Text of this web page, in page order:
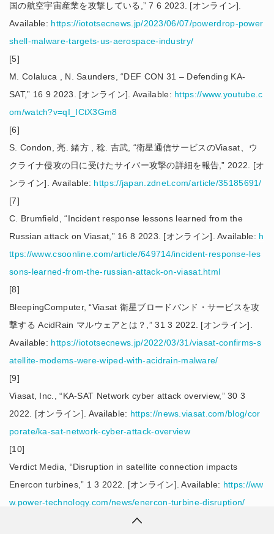
国の航空宇宙産業を攻撃している,” 7 6 2023. [オンライン].
Available: https://iototsecnews.jp/2023/06/07/powerdrop-power
shell-malware-targets-us-aerospace-industry/
[5]
M. Colaluca , N. Saunders, “DEF CON 31 – Defending KA-
SAT,” 16 9 2023. [オンライン]. Available: https://www.youtube.c
om/watch?v=qI_ICtX3Gm8
[6]
S. Condon, 亮. 緒方 , 稔. 吉武, “衛星通信サービスのViasat、ウ
クライナ侵攻の日に受けたサイバー攻撃の詳細を報告,” 2022. [オ
ンライン]. Available: https://japan.zdnet.com/article/35185691/
[7]
C. Brumfield, “Incident response lessons learned from the
Russian attack on Viasat,” 16 8 2023. [オンライン]. Available: h
ttps://www.csoonline.com/article/649714/incident-response-les
sons-learned-from-the-russian-attack-on-viasat.html
[8]
BleepingComputer, “Viasat 衛星ブロードバンド・サービスを攻
撃する AcidRain マルウェアとは？,” 31 3 2022. [オンライン].
Available: https://iototsecnews.jp/2022/03/31/viasat-confirms-s
atellite-modems-were-wiped-with-acidrain-malware/
[9]
Viasat, Inc., “KA-SAT Network cyber attack overview,” 30 3
2022. [オンライン]. Available: https://news.viasat.com/blog/cor
porate/ka-sat-network-cyber-attack-overview
[10]
Verdict Media, “Disruption in satellite connection impacts
Enercon turbines,” 1 3 2022. [オンライン]. Available: https://ww
w.power-technology.com/news/enercon-turbine-disruption/